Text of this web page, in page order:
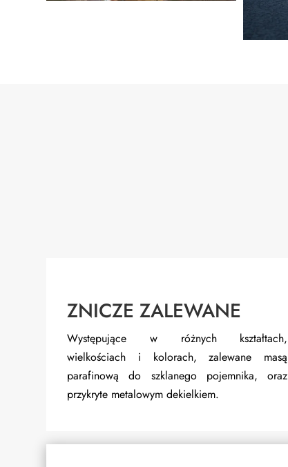
ZNICZE ZALEWANE
Występujące w różnych kształtach,
wielkościach i kolorach, zalewane masą
parafinową do szklanego pojemnika, oraz
przykryte metalowym dekielkiem.